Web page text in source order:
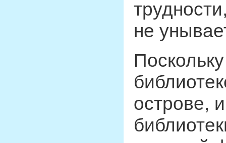
не
острове,